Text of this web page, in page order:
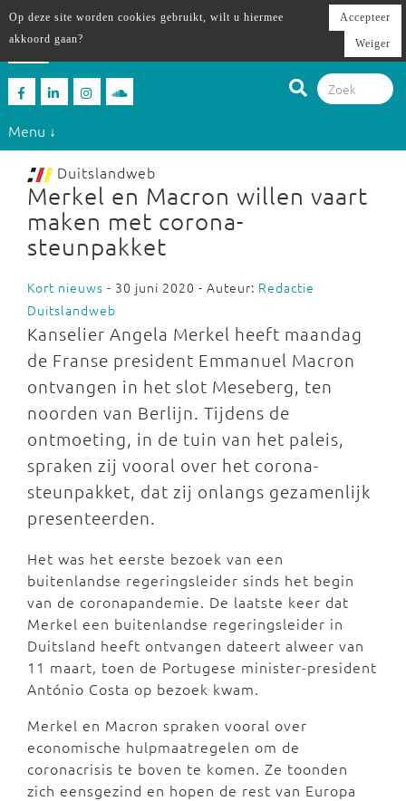
Menu ↓
Duitslandweb
Merkel en Macron willen vaart
maken met corona-
steunpakket
Kort nieuws - 30 juni 2020 - Auteur: Redactie
Duitslandweb
Kanselier Angela Merkel heeft maandag
de Franse president Emmanuel Macron
ontvangen in het slot Meseberg, ten
noorden van Berlijn. Tijdens de
ontmoeting, in de tuin van het paleis,
spraken zij vooral over het corona-
steunpakket, dat zij onlangs gezamenlijk
presenteerden.
Het was het eerste bezoek van een
buitenlandse regeringsleider sinds het begin
van de coronapandemie. De laatste keer dat
Merkel een buitenlandse regeringsleider in
Duitsland heeft ontvangen dateert alweer van
11 maart, toen de Portugese minister-president
António Costa op bezoek kwam.
Merkel en Macron spraken vooral over
economische hulpmaatregelen om de
coronacrisis te boven te komen. Ze toonden
zich eensgezind en hopen de rest van Europa
Op deze site worden cookies gebruikt, wilt u hiermee
akkoord gaan?
Accepteer
Weiger